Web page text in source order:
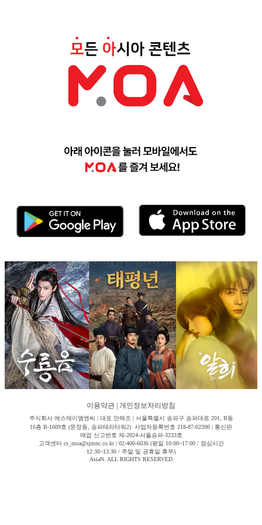
이용약관 개인정보처리방침
주식회사 에스제이엠엔씨 | 대표 안해조 | 서울특별시 송파구 송파대로 201, B동
16층 B-1609호 (문정동, 송파테라타워2) 사업자등록번호 218-87-02390 | 통신판
매업 신고번호 제-2024-서울송파-3233호
고객센터 cs_moa@sjmnc.co.kr | 02-400-6036 (평일 10:00~17:00 / 점심시간
12:30~13:30 / 주말 및 공휴일 휴무)
AsiaN. ALL RIGHTS RESERVED